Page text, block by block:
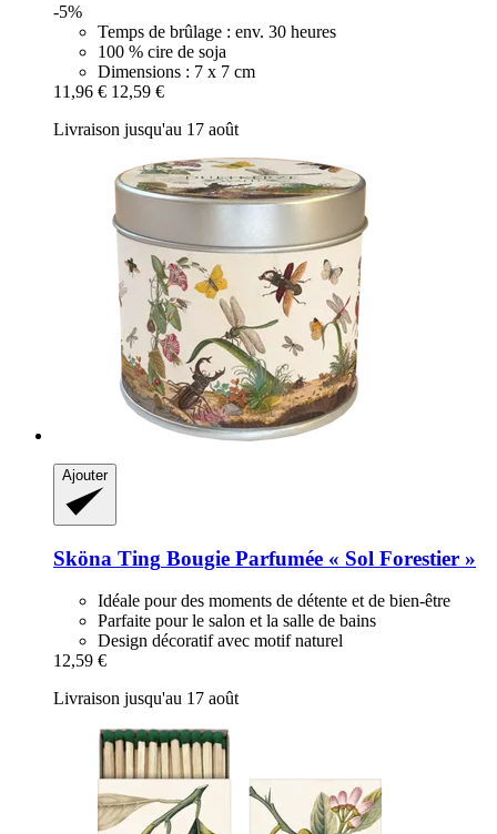
-5%
Temps de brûlage : env. 30 heures
100 % cire de soja
Dimensions : 7 x 7 cm
11,96 € 12,59 €
Livraison jusqu'au 17 août
Ajouter
Sköna Ting Bougie Parfumée « Sol Forestier »
Idéale pour des moments de détente et de bien-être
Parfaite pour le salon et la salle de bains
Design décoratif avec motif naturel
12,59 €
Livraison jusqu'au 17 août